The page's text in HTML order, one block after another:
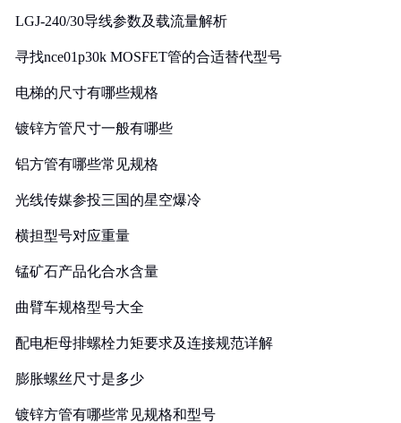
LGJ-240/30导线参数及载流量解析
寻找nce01p30k MOSFET管的合适替代型号
电梯的尺寸有哪些规格
镀锌方管尺寸一般有哪些
铝方管有哪些常见规格
光线传媒参投三国的星空爆冷
横担型号对应重量
锰矿石产品化合水含量
曲臂车规格型号大全
配电柜母排螺栓力矩要求及连接规范详解
膨胀螺丝尺寸是多少
镀锌方管有哪些常见规格和型号